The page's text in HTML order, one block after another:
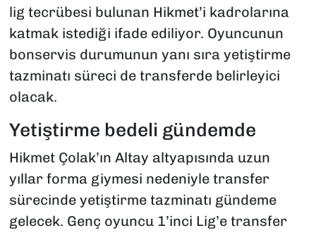
lig tecrübesi bulunan Hikmet’i kadrolarına
katmak istediği ifade ediliyor. Oyuncunun
bonservis durumunun yanı sıra yetiştirme
tazminatı süreci de transferde belirleyici
olacak.
Yetiştirme bedeli gündemde
Hikmet Çolak’ın Altay altyapısında uzun
yıllar forma giymesi nedeniyle transfer
sürecinde yetiştirme tazminatı gündeme
gelecek. Genç oyuncu 1’inci Lig’e transfer